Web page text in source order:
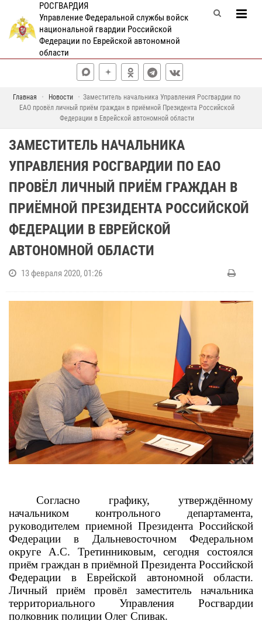
РОСГВАРДИЯ
Управление Федеральной службы войск
национальной гвардии Российской
Федерации по Еврейской автономной
области
Главная Новости
Заместитель начальника Управления Росгвардии по
ЕАО провёл личный приём граждан в приёмной Президента Российской
Федерации в Еврейской автономной области
ЗАМЕСТИТЕЛЬ НАЧАЛЬНИКА
УПРАВЛЕНИЯ РОСГВАРДИИ ПО ЕАО
ПРОВЁЛ ЛИЧНЫЙ ПРИЁМ ГРАЖДАН В
ПРИЁМНОЙ ПРЕЗИДЕНТА РОССИЙСКОЙ
ФЕДЕРАЦИИ В ЕВРЕЙСКОЙ
АВТОНОМНОЙ ОБЛАСТИ
13 февраля 2020, 01:26
Согласно графику, утверждённому
начальником контрольного департамента,
руководителем приемной Президента Российской
Федерации в Дальневосточном Федеральном
округе А.С. Третинниковым, сегодня состоялся
приём граждан в приёмной Президента Российской
Федерации в Еврейской автономной области.
Личный приём провёл заместитель начальника
территориального Управления Росгвардии
полковник полиции Олег Спивак.